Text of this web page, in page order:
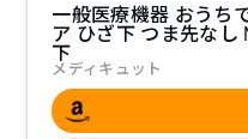
一般医療機器 おうち
ア ひざ下 つま先なし
下
メディキュット